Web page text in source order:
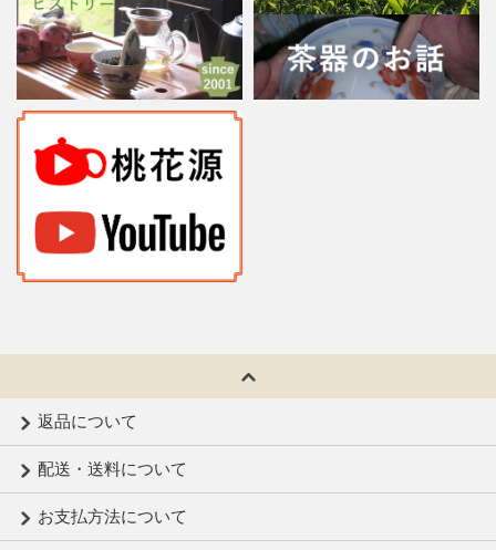
返品について
配送・送料について
お支払方法について